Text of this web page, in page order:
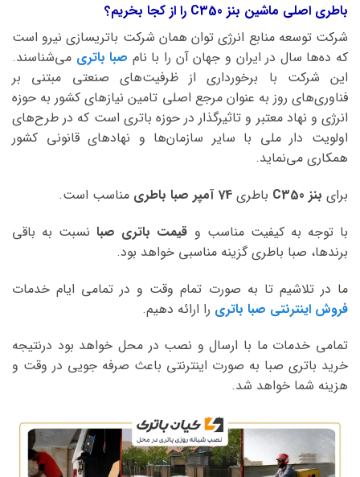
باطری اصلی ماشین بنز C350 را از کجا بخریم؟
شرکت توسعه منابع انرژی توان همان شرکت باتریسازی نیرو است
که ده‌ها سال در ایران و جهان آن را با نام صبا باتری می‌شناسند.
این شرکت با برخورداری از ظرفیت‌های صنعتی مبتنی بر
فناوری‌های روز به عنوان مرجع اصلی تامین نیازهای کشور به حوزه
انرژی و نهاد معتبر و تاثیرگذار در حوزه باتری است که در طرح‌های
اولویت دار ملی با سایر سازمان‌ها و نهادهای قانونی کشور
همکاری می‌نماید.
برای بنز C350 باطری باطری مناسب است.
با توجه به کیفیت مناسب و قیمت باتری صبانسبت به باقی
برندها، صبا باطری گزینه مناسبی خواهد بود.
ما در تلاشیم تا به صورت تمام وقت و در تمامی ایام خدمات
فروش اینترنتی صبا باتری را ارائه دهیم.
تمامی خدمات ما با ارسال و نصب در محل خواهد بود درنتیجه
خرید باتری صبا به صورت اینترنتی باعث صرفه جویی در وقت و
هزینه شما خواهد شد.
نمایشگر
ویدیو